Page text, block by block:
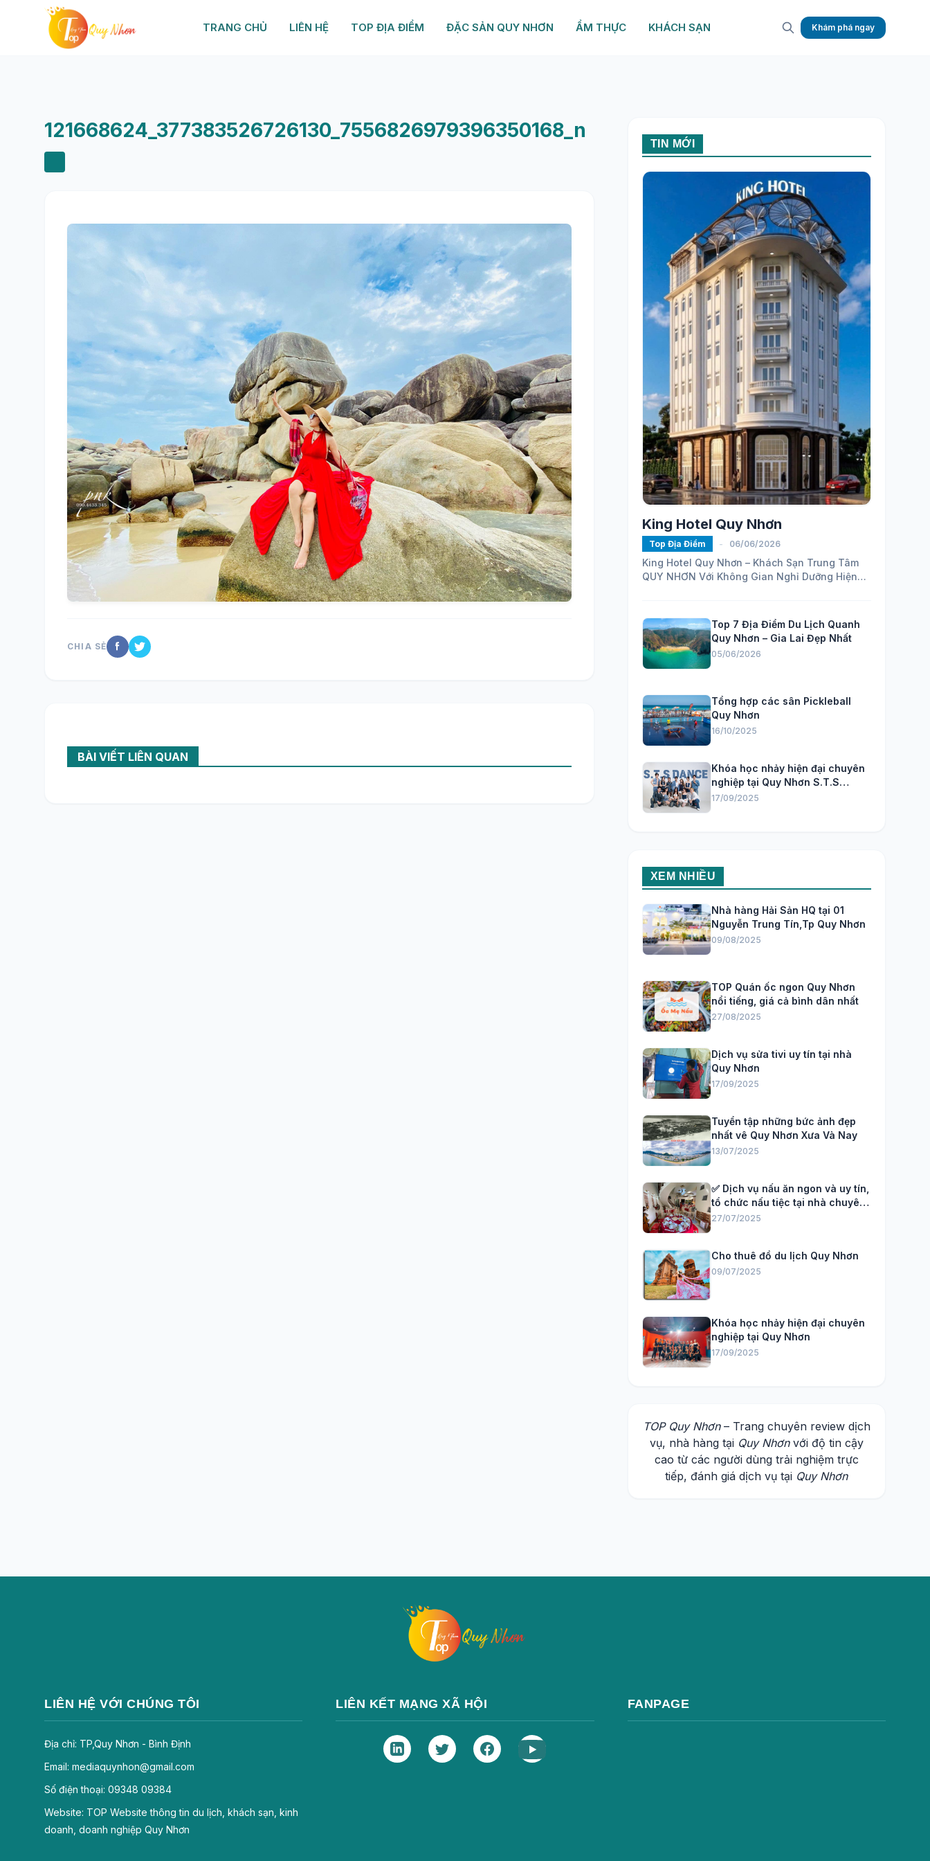
TRANG CHỦ LIÊN HỆ TOP ĐỊA ĐIỂM ĐẶC SẢN QUY NHƠN ẨM THỰC KHÁCH SẠN Khám phá ngay
121668624_377383526726130_7556826979396350168_n
CHIA SẺ
BÀI VIẾT LIÊN QUAN
TIN MỚI
King Hotel Quy Nhơn
Top Địa Điểm - 06/06/2026
King Hotel Quy Nhơn – Khách Sạn Trung Tâm
QUY NHƠN Với Không Gian Nghỉ Dưỡng Hiện
Top 7 Địa Điểm Du Lịch Quanh
Quy Nhơn – Gia Lai Đẹp Nhất
05/06/2026
Tổng hợp các sân Pickleball
Quy Nhơn
16/10/2025
Khóa học nhảy hiện đại chuyên
nghiệp tại Quy Nhơn S.T.S
Dance Studio
17/09/2025
XEM NHIỀU
Nhà hàng Hải Sản HQ tại 01
Nguyễn Trung Tín,Tp Quy Nhơn
09/08/2025
TOP Quán ốc ngon Quy Nhơn
nổi tiếng, giá cả bình dân nhất
27/08/2025
Dịch vụ sửa tivi uy tín tại nhà
Quy Nhơn
17/09/2025
Tuyển tập những bức ảnh đẹp
nhất vê Quy Nhơn Xưa Và Nay
13/07/2025
✅ Dịch vụ nấu ăn ngon và uy tín,
tổ chức nấu tiệc tại nhà chuyên
Nghiệp
27/07/2025
Cho thuê đồ du lịch Quy Nhơn
09/07/2025
Khóa học nhảy hiện đại chuyên
nghiệp tại Quy Nhơn
17/09/2025
TOP Quy Nhơn– Trang chuyên review dịch
vụ, nhà hàng tại Quy Nhơnvới độ tin cậy
cao từ các người dùng trải nghiệm trực
tiếp, đánh giá dịch vụ tại Quy Nhơn
LIÊN HỆ VỚI CHÚNG TÔI
Địa chỉ: TP,Quy Nhơn - Bình Định
Email: mediaquynhon@gmail.com
Số điện thoại: 09348 09384
Website: TOP Website thông tin du lịch, khách sạn, kinh
doanh, doanh nghiệp Quy Nhơn
LIÊN KẾT MẠNG XÃ HỘI FANPAGE